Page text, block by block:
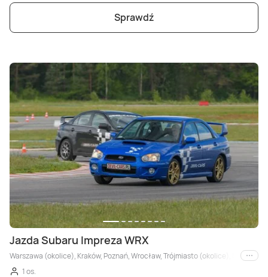
Sprawdź
Jazda Subaru Impreza WRX
Warszawa (okolice), Kraków, Poznań, Wrocław, Trójmiasto (okolice), Łódźi inne
1 os.